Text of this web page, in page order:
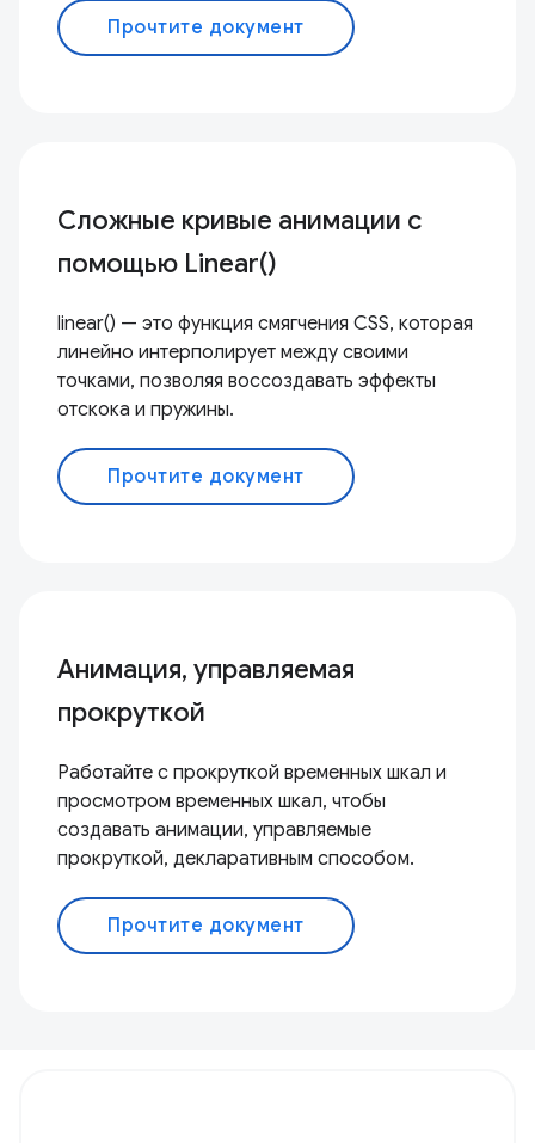
Прочтите документ
Сложные кривые анимации с
помощью Linear()
linear() — это функция смягчения CSS, которая
линейно интерполирует между своими
точками, позволяя воссоздавать эффекты
отскока и пружины.
Прочтите документ
Анимация, управляемая
прокруткой
Работайте с прокруткой временных шкал и
просмотром временных шкал, чтобы
создавать анимации, управляемые
прокруткой, декларативным способом.
Прочтите документ